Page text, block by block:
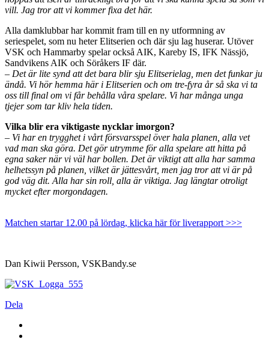
vill. Jag tror att vi kommer fixa det här.
Alla damklubbar har kommit fram till en ny utformning av
seriespelet, som nu heter Elitserien och där sju lag huserar. Utöver
VSK och Hammarby spelar också AIK, Kareby IS, IFK Nässjö,
Sandvikens AIK och Söråkers IF där.
– Det är lite synd att det bara blir sju Elitserielag, men det funkar ju
ändå. Vi hör hemma här i Elitserien och om tre-fyra år så ska vi ta
oss till final om vi får behålla våra spelare. Vi har många unga
tjejer som tar kliv hela tiden.
Vilka blir era viktigaste nycklar imorgon?
– Vi har en trygghet i vårt försvarsspel över hala planen, alla vet
vad man ska göra. Det gör utrymme för alla spelare att hitta på
egna saker när vi väl har bollen. Det är viktigt att alla har samma
helhetssyn på planen, vilket är jättesvårt, men jag tror att vi är på
god väg dit. Alla har sin roll, alla är viktiga. Jag längtar otroligt
mycket efter morgondagen.
Matchen startar 12.00 på lördag, klicka här för liverapport >>>
Dan Kiwii Persson, VSKBandy.se
Dela